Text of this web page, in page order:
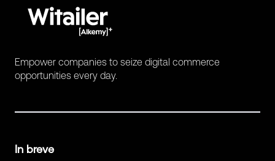
Empower companies to seize digital commerce
opportunities every day.
In breve